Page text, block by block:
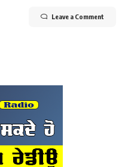
Leave a Comment